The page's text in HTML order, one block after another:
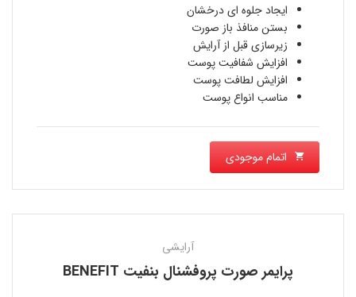
ایجاد جلوه ای درخشان
بستن منافذ باز صورت
زیرسازی قبل از آرایش
افزایش شفافیت پوست
افزایش لطافت پوست
مناسب انواع پوست
اتمام موجودی
آرایشی
پرایمر صورت پروفشنال بنفیت BENEFIT